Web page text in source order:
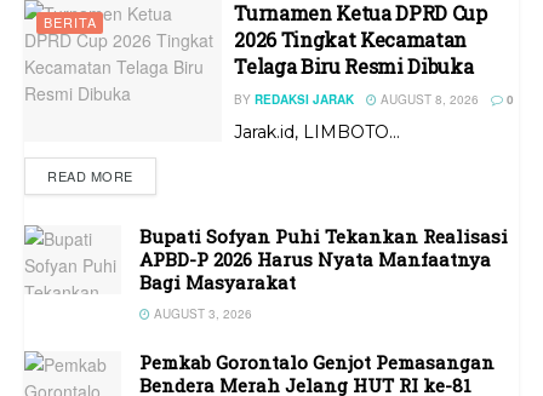
BERITA
Turnamen Ketua DPRD Cup
2026 Tingkat Kecamatan
Telaga Biru Resmi Dibuka
BY REDAKSI JARAK AUGUST 8, 2026 0
Jarak.id, LIMBOTO...
READ MORE
Bupati Sofyan Puhi Tekankan Realisasi
APBD-P 2026 Harus Nyata Manfaatnya
Bagi Masyarakat
AUGUST 3, 2026
Pemkab Gorontalo Genjot Pemasangan
Bendera Merah Jelang HUT RI ke-81